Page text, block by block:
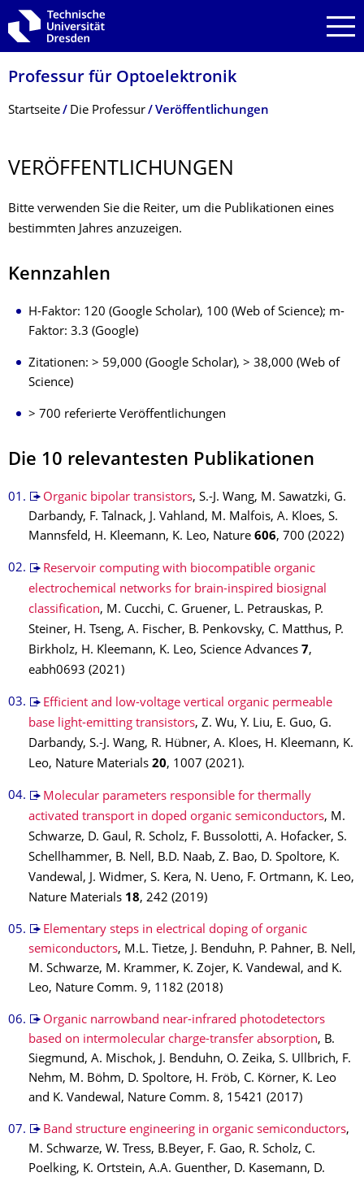
Zur Hauptnavigation springen
Zur Suche springen
Zum Inhalt springen
Professur für Optoelektronik
Breadcrumb-Menü
Startseite Die Professur Veröffentlichungen
VERÖFFENTLI­CHUNGEN
Bitte verwenden Sie die Reiter, um die Publikationen eines
bestimmten Jahres anzuzeigen.
Kennzahlen
H-Faktor: 120 (Google Scholar), 100 (Web of Science); m-
Faktor: 3.3 (Google)
Zitationen: > 59,000 (Google Scholar), > 38,000 (Web of
Science)
> 700 referierte Veröffentlichungen
Die 10 relevantesten Publikationen
Organic bipolar transistors, S.-J. Wang, M. Sawatzki, G.
Darbandy, F. Talnack, J. Vahland, M. Malfois, A. Kloes, S.
Mannsfeld, H. Kleemann, K. Leo, Nature 606, 700 (2022)
Reservoir computing with biocompatible organic
electrochemical networks for brain-inspired biosignal
classification, M. Cucchi, C. Gruener, L. Petrauskas, P.
Steiner, H. Tseng, A. Fischer, B. Penkovsky, C. Matthus, P.
Birkholz, H. Kleemann, K. Leo, Science Advances 7,
eabh0693 (2021)
Efficient and low-voltage vertical organic permeable
base light-emitting transistors, Z. Wu, Y. Liu, E. Guo, G.
Darbandy, S.-J. Wang, R. Hübner, A. Kloes, H. Kleemann, K.
Leo, Nature Materials 20, 1007 (2021).
Molecular parameters responsible for thermally
activated transport in doped organic semiconductors, M.
Schwarze, D. Gaul, R. Scholz, F. Bussolotti, A. Hofacker, S.
Schellhammer, B. Nell, B.D. Naab, Z. Bao, D. Spoltore, K.
Vandewal, J. Widmer, S. Kera, N. Ueno, F. Ortmann, K. Leo,
Nature Materials 18, 242 (2019)
Elementary steps in electrical doping of organic
semiconductors, M.L. Tietze, J. Benduhn, P. Pahner, B. Nell,
M. Schwarze, M. Krammer, K. Zojer, K. Vandewal, and K.
Leo, Nature Comm. 9, 1182 (2018)
Organic narrowband near-infrared photodetectors
based on intermolecular charge-transfer absorption, B.
Siegmund, A. Mischok, J. Benduhn, O. Zeika, S. Ullbrich, F.
Nehm, M. Böhm, D. Spoltore, H. Fröb, C. Körner, K. Leo
and K. Vandewal, Nature Comm. 8, 15421 (2017)
Band structure engineering in organic semiconductors,
M. Schwarze, W. Tress, B.Beyer, F. Gao, R. Scholz, C.
Poelking, K. Ortstein, A.A. Guenther, D. Kasemann, D.